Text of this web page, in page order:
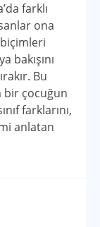
farklı
ona
bakışını
Bu
bir çocuğun
farklarını,
anlatan